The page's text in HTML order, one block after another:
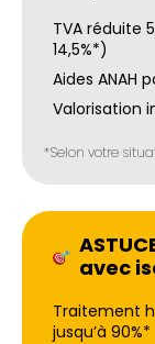
TVA réduite
14,5%*)
Aides ANAH
Valorisation
*Selon votre
avec
Traitement
jusqu’à 90%*